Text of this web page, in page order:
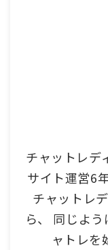
チャットレデ
サイト運営6
チャットレ
ら、 同じよ
ャトレを